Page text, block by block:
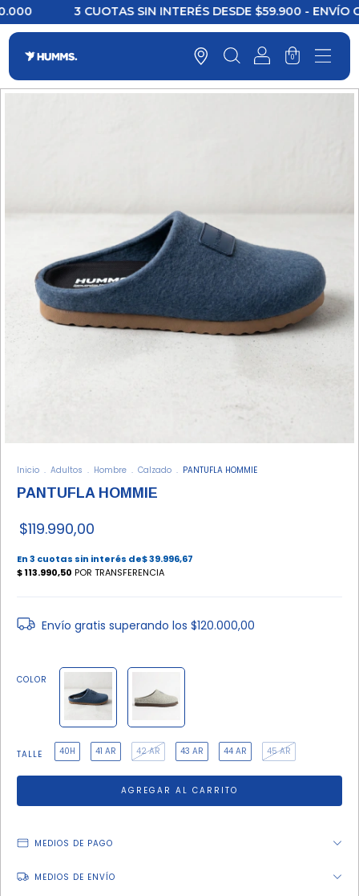
3 CUOTAS SIN INTERÉS DESDE $59.900 - ENVÍO
0
Inicio . Adultos . Hombre . Calzado . PANTUFLA HOMMIE
PANTUFLA HOMMIE
$119.990,00
Envío gratis superando los $120.000,00
COLOR
TALLE 40H 41 AR 42 AR 43 AR 44 AR 45 AR
MEDIOS DE PAGO
MEDIOS DE ENVÍO